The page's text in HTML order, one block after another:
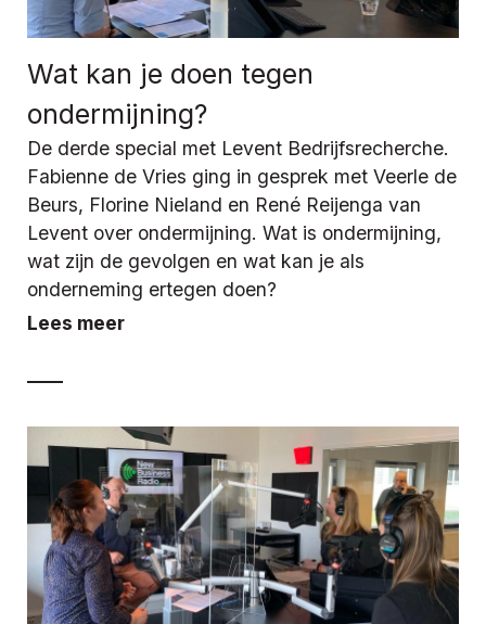
Wat kan je doen tegen
ondermijning?
De derde special met Levent Bedrijfsrecherche.
Fabienne de Vries ging in gesprek met Veerle de
Beurs, Florine Nieland en René Reijenga van
Levent over ondermijning. Wat is ondermijning,
wat zijn de gevolgen en wat kan je als
onderneming ertegen doen?
Lees meer